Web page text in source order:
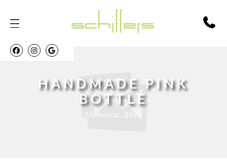
HANDMADE PINK
BOTTLE
25 marca, 2016